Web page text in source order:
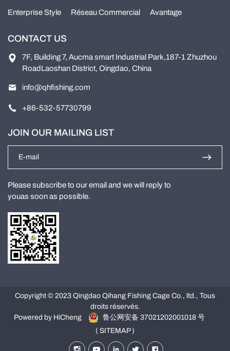
Enterprise Style Réseau Commercial Avantage
CONTACT US
7F, Building 7, Aucma smart Industrial Park,187-1 Zhuzhou
RoadLaoshan District, Oingdao, China
info@qhfishing.com
+86-532-57730799
JOIN OUR MAILING LIST
Please subscribe to our email and we will reply to
youas soon as possible.
Copyright © 2023 Qingdao Qihang Fishing Cage Co., ltd., Tous
droits réservés.
Powered by HiCheng
鲁公网安备 37021202001018 号
( SITEMAP )